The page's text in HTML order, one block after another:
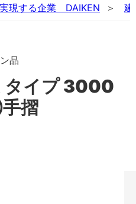
実現する企業 DAIKEN 建
品
タイプ 3000
摺